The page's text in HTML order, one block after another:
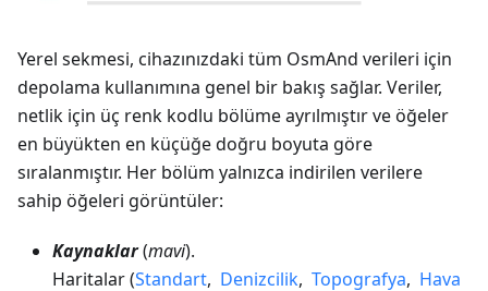
Yerel sekmesi, cihazınızdaki tüm OsmAnd verileri için
depolama kullanımına genel bir bakış sağlar. Veriler,
netlik için üç renk kodlu bölüme ayrılmıştır ve öğeler
en büyükten en küçüğe doğru boyuta göre
sıralanmıştır. Her bölüm yalnızca indirilen verilere
sahip öğeleri görüntüler:
Kaynaklar(mavi).
Haritalar (Standart, Denizcilik, Topografya, Hava